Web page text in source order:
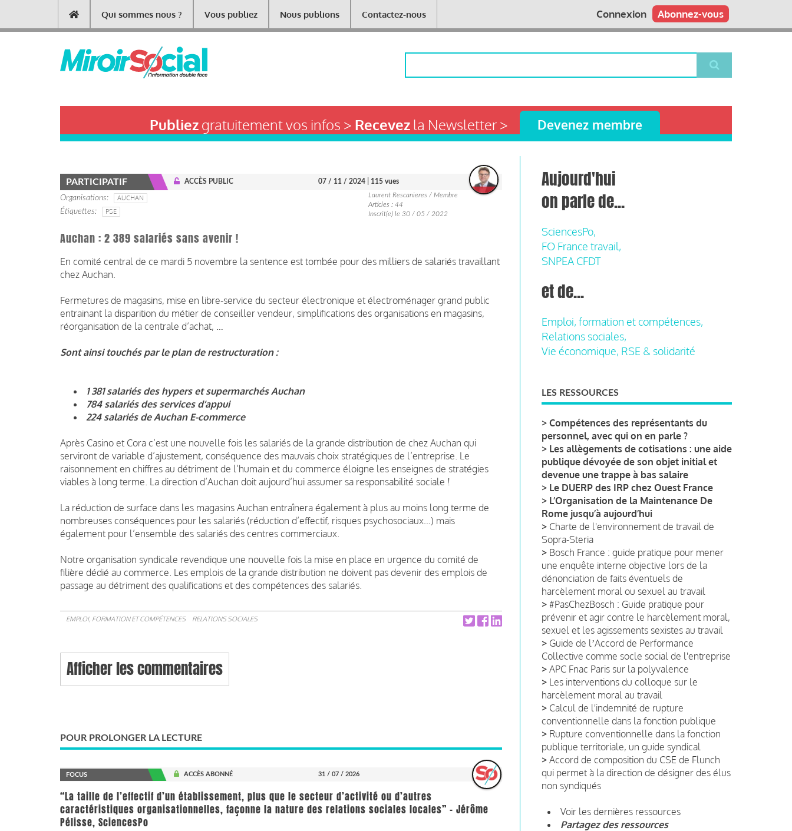
contenu
Main
navigation
Qui sommes nous ? Vous publiez Nous publions Contactez-nous Abonnez-vous
Connexion
Publiezgratuitement vos infos > Recevezla Newsletter > Devenez membre
PARTICIPATIF ACCÈS PUBLIC 07 / 11 / 2024 | 115 vues
Organisations
AUCHAN
Étiquettes
PSE
Laurent Rescanieres / Membre
Articles : 44
Inscrit(e) le 30 / 05 / 2022
Auchan : 2 389 salariés sans avenir !
En comité central de ce mardi 5 novembre la sentence est tombée pour des milliers de salariés travaillant
chez Auchan.
Fermetures de magasins, mise en libre-service du secteur électronique et électroménager grand public
entrainant la disparition du métier de conseiller vendeur, simplifications des organisations en magasins,
réorganisation de la centrale d’achat, …
Sont ainsi touchés par le plan de restructuration :
1 381 salariés des hypers et supermarchés Auchan
784 salariés des services d’appui
224 salariés de Auchan E-commerce
Après Casino et Cora c’est une nouvelle fois les salariés de la grande distribution de chez Auchan qui
serviront de variable d’ajustement, conséquence des mauvais choix stratégiques de l’entreprise. Le
raisonnement en chiffres au détriment de l’humain et du commerce éloigne les enseignes de stratégies
viables à long terme. La direction d’Auchan doit aujourd’hui assumer sa responsabilité sociale !
La réduction de surface dans les magasins Auchan entraînera également à plus au moins long terme de
nombreuses conséquences pour les salariés (réduction d’effectif, risques psychosociaux…) mais
également pour l’ensemble des salariés des centres commerciaux.
Notre organisation syndicale revendique une nouvelle fois la mise en place en urgence du comité de
filière dédié au commerce. Les emplois de la grande distribution ne doivent pas devenir des emplois de
passage au détriment des qualifications et des compétences des salariés.
EMPLOI, FORMATION ET COMPÉTENCES RELATIONS SOCIALES
Afficher les commentaires
POUR PROLONGER LA LECTURE
FOCUS ACCÈS ABONNÉ 31 / 07 / 2026
“La taille de l’effectif d’un établissement, plus que le secteur d’activité ou d’autres
caractéristiques organisationnelles, façonne la nature des relations sociales locales” - Jérôme
Pélisse, SciencesPo
Aujourd'hui
on parle de...
SciencesPo,
FO France travail,
SNPEA CFDT
et de...
Emploi, formation et compétences,
Relations sociales,
Vie économique, RSE & solidarité
LES RESSOURCES
> Compétences des représentants du
personnel, avec qui on en parle ?
> Les allègements de cotisations : une aide
publique dévoyée de son objet initial et
devenue une trappe à bas salaire
> Le DUERP des IRP chez Ouest France
> L’Organisation de la Maintenance De
Rome jusqu’à aujourd’hui
> Charte de l'environnement de travail de
Sopra-Steria
> Bosch France : guide pratique pour mener
une enquête interne objective lors de la
dénonciation de faits éventuels de
harcèlement moral ou sexuel au travail
> #PasChezBosch : Guide pratique pour
prévenir et agir contre le harcèlement moral,
sexuel et les agissements sexistes au travail
> Guide de lʼAccord de Performance
Collective comme socle social de l'entreprise
> APC Fnac Paris sur la polyvalence
> Les interventions du colloque sur le
harcèlement moral au travail
> Calcul de l'indemnité de rupture
conventionnelle dans la fonction publique
> Rupture conventionnelle dans la fonction
publique territoriale, un guide syndical
> Accord de composition du CSE de Flunch
qui permet à la direction de désigner des élus
non syndiqués
Voir les dernières ressources
Partagez des ressources